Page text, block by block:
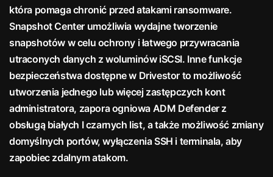
która pomaga chronić przed atakami ransomware.
Snapshot Center umożliwia wydajne tworzenie
snapshotów w celu ochrony i łatwego przywracania
utraconych danych z woluminów iSCSI. Inne funkcje
bezpieczeństwa dostępne w Drivestor to możliwość
utworzenia jednego lub więcej zastępczych kont
administratora, zapora ogniowa ADM Defender z
obsługą białych I czarnych list, a także możliwość zmiany
domyślnych portów, wyłączenia SSH i terminala, aby
zapobiec zdalnym atakom.